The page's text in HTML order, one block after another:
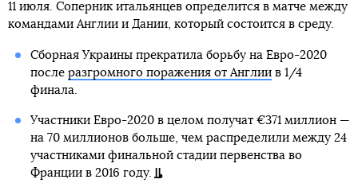
11 июля. Соперник итальянцев определится в матче между
командами Англии и Дании, который состоится в среду.
Сборная Украины прекратила борьбу на Евро-2020
после разгромного поражения от Англиив 1/4
финала.
Участники Евро-2020 в целом получат €371 миллион —
на 70 миллионов больше, чем распределили между 24
участниками финальной стадии первенства во
Франции в 2016 году.